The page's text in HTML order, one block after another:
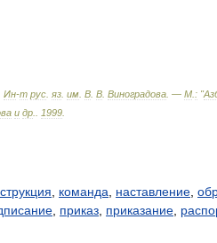
Ин-т рус яз им В В Виноградова . — М : "
и др 1999
команда наставление
приказ приказание